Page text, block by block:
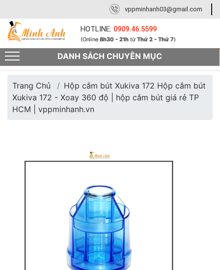
DANH SÁCH CHUYÊN MỤC
vppminhanh03@gmail.com
HOTLINE: 0909.46.5599
(Online8h30 - 21h từThứ 2 - Thứ 7)
Trang Chủ
Hộp cắm bút Xukiva 172 Hộp cắm bút
Xukiva 172 - Xoay 360 độ | hộp cắm bút giá rẻ TP
HCM | vppminhanh.vn